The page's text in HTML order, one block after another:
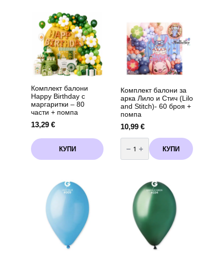
variants.
The
options
may
chosen
on
the
product
page
Комплект балони
Happy Birthday с
маргаритки – 80
части + помпа
13,29 €
КУПИ
Комплект балони за
арка Лило и Стич (Lilo
and Stitch)- 60 броя +
помпа
10,99 €
количество
за
Комплект
балони
Стич
(Lilo
and
Stitch)-
броя
КУПИ